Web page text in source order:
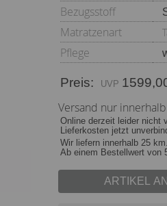
Bezugsstoff
Matratzenart
Pflege
Preis:
Versand nur
Online derzeit leider nicht
Lieferkosten jetzt
Wir liefern innerhalb 25 km.
Ab einem Bestellwert von
ARTIKEL